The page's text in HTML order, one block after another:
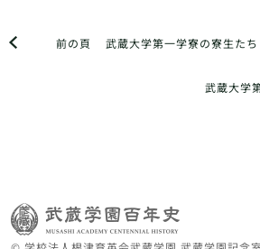
前の頁 武蔵大学第一学寮の寮生たち
武蔵大学